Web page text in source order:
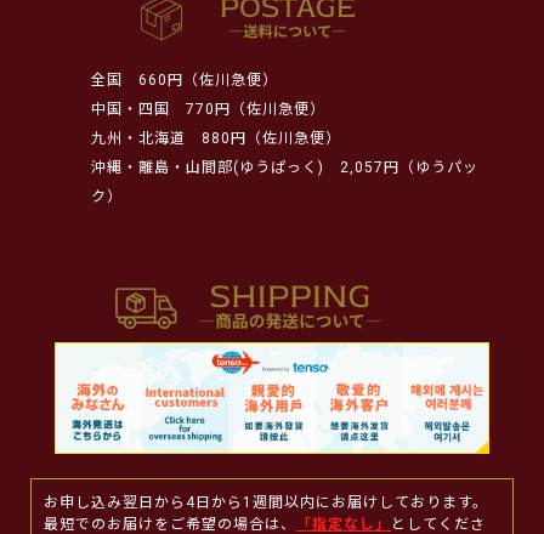
全国
660円（佐川急便）
中国・四国
770円（佐川急便）
九州・北海道
880円（佐川急便）
沖縄・離島・山間部(ゆうぱっく)
2,057円（ゆうパッ
ク）
お申し込み翌日から4日から1週間以内にお届けしております。
最短でのお届けをご希望の場合は、
「指定なし」
としてくださ